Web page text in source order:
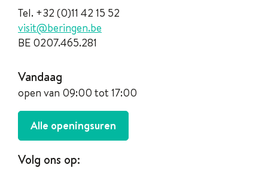
Tel. +32 (0)11 42 15 52
E-
mail
visit@beringen.be
BTW
BE 0207.465.281
Openingsuren
Vandaag
open van 09:00 tot 17:00
Alle openingsuren
Beringen
Volg ons op: